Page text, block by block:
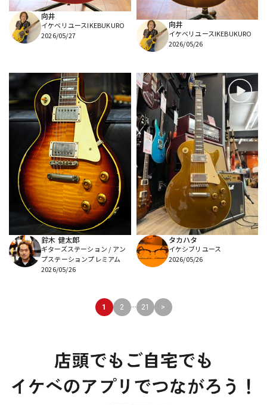
向井
イケベリユースIKEBUKURO
2026/05/27
向井
イケベリユースIKEBUKURO
2026/05/26
鈴木 健太郎
ギターズステーション / アン
プステーションプレミアム
2026/05/26
タカハタ
イケシブリユース
2026/05/26
1 2 ... 21 >